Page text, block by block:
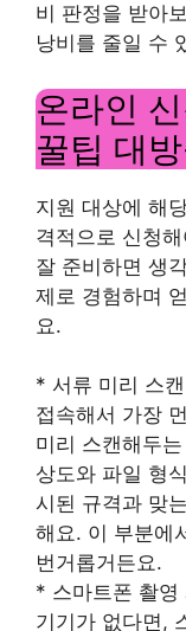
비 판정을 받아
낭비를 줄일 수
온라인
꿀팁 대
지원 대상에 해
격적으로 신청
잘 준비하면 생
제로 경험하며
요.
* 서류 미리 스
접속해서 가장
미리 스캔해두
상도와 파일 형
시된 규격과 맞
해요. 이 부분에
번거롭거든요.
* 스마트폰 촬영
기기가 없다면,